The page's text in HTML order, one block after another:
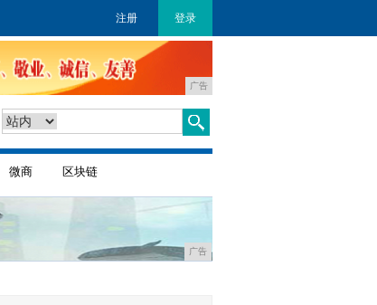
注册 登录
广告
微商 区块链
广告